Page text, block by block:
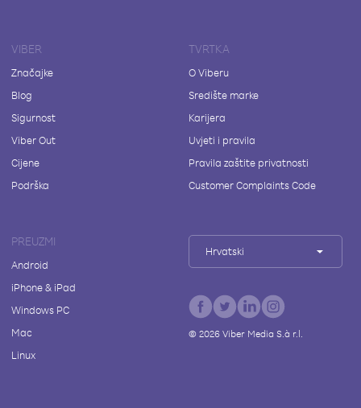
VIBER
Značajke
Blog
Sigurnost
Viber Out
Cijene
Podrška
TVRTKA
O Viberu
Središte marke
Karijera
Uvjeti i pravila
Pravila zaštite privatnosti
Customer Complaints Code
PREUZMI
Android
iPhone & iPad
Windows PC
Mac
Linux
Hrvatski
© 2026Viber Media S.à r.l.